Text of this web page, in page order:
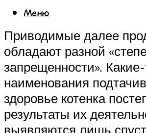
Меню
Приводимые далее
обладают разной
запрещенности».
наименования
здоровье котенка
результаты их
выявляются лишь